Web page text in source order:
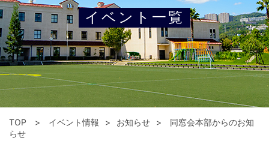
イベント一覧
TOP イベント情報 お知らせ
同窓会本部からのお知
らせ